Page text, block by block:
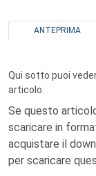
ANTEPRIMA
Qui sotto puoi
articolo.
Se questo
scaricare in
acquistare il
per scaricare